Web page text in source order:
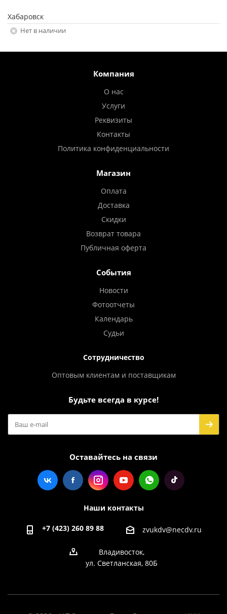
Хабаровск
Нет в наличии
Компания
О нас
Услуги
Реквизиты
Контакты
Политика конфиденциальности
Магазин
Оплата
Доставка
Скидки
Возврат товара
Публичная оферта
События
Новости
Фотоотчеты
Календарь
Судьи
Сотрудничество
Оптовым клиентам и поставщикам
Будьте всегда в курсе!
Оставайтесь на связи
Наши контакты
+7 (423) 260 89 88 zvukdv@necdv.ru
Владивосток,
ул. Светланская, 80Б